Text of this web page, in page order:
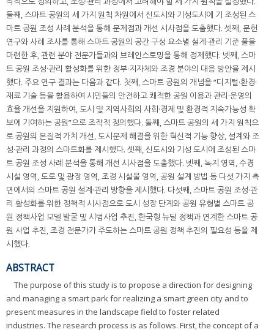
둘째, 스마트 공원의 세 가지 원칙 차원에서 신도시와 기성도시에 기 조성된 스
마트 공원 조성 사례 분석을 통해 문제점과 개선 시사점을 도출했다. 셋째, 문헌
연구와 사례 조사를 통해 스마트 공원의 공간 구성 요소별 설계·관리 기준 풀을
마련한 후, 관련 분야 전문가들과의 브레인스토밍을 통해 정제했다. 넷째, 스마
트 공원 조성·관리 활성화를 위한 정부·지자체와 조경 분야의 대응 방안을 제시
했다. 주요 연구 결과는 다음과 같다. 첫째, 스마트 공원의 개념을 “디지털·환경·
재료 기술 등을 활용하여 시민들의 안전하고 쾌적한 공원 이용과 관리·운영의
효율 개선을 지원하여, 도시 및 지역사회의 사회·경제 및 환경적 지속가능성 확
보에 기여하는 공원”으로 조작적 정의했다. 둘째, 스마트 공원의 세 가지 원칙으
로 공원의 본질적 가치 개선, 도시문제 해결을 위한 혁신적 기능 향상, 설계와 조
성·관리 과정의 스마트화를 제시했다. 셋째, 신도시와 기성 도시에 조성된 스마
트 공원 조성 사례 분석을 통해 개선 시사점을 도출했다. 넷째, 녹지 영역, 수경
시설 영역, 도로 및 광장 영역, 조경 시설물 영역, 공원 설계 방법 등 다섯 가지 측
면에서의 스마트 공원 설계·관리 방향을 제시했다. 다섯째, 스마트 공원 조성·관
리 활성화를 위한 정책적 시사점으로 도시 성장 단계와 공원 유형별 스마트 공
원 정책사업 모델 발굴 및 시범사업 추진, 한국형 뉴딜 정책과 연계한 스마트 공
원 사업 추진, 조경 전문가가 주도하는 스마트 공원 정책 추진의 필요성 등을 제
시했다.
ABSTRACT
The purpose of this study is to propose a direction for designing
and managing a smart park for realizing a smart green city and to
present measures in the landscape field to foster related
industries. The research process is as follows. First, the concept of a